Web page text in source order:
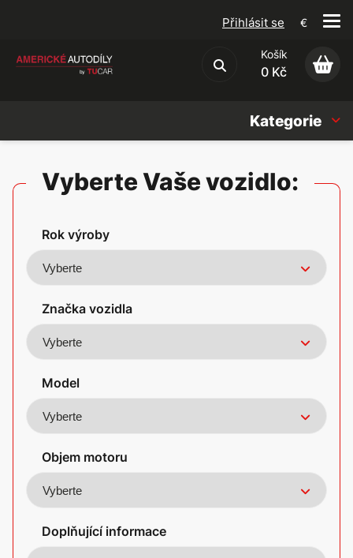
Obchodní podmínky
Přihlásit se €
Košík
0 Kč
Kategorie
Americké vozy
Vyberte Vaše vozidlo:
Rok výroby
Značka vozidla
Model
Objem motoru
Doplňující informace